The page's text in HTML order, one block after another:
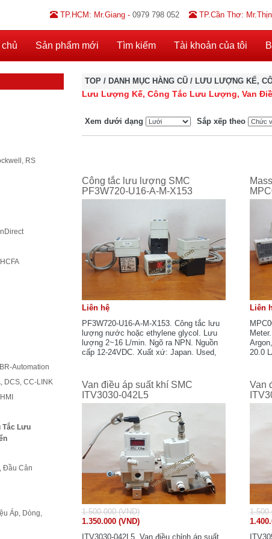
TP.HCM: Mr.Giang - 0979 798 052 TP.Cần Thơ:
Sản phẩm mới Tìm kiếm Tài khoản của tôi
RS
Automation
DCS, CC-LINK
Tắc Lưu
Đầu Cân
Áp, Dòng,
TOP/ DANH MỤC HÀNG CŨ/ LƯU LƯỢNG KẾ,
Lưu Lượng Kế, Công Tắc Lưu Lượng, Van
Xem dưới dạng Sắp xếp theo
Công tắc lưu lượng SMC
PF3W720-U16-A-M-X153
Liên hệ
PF3W720-U16-A-M-X153. Công tắc lưu
lượng nước hoặc ethylene glycol. Lưu
lượng 2~16 L/min. Ngõ ra NPN. Nguồn
cấp 12-24VDC. Xuất xứ: Japan. Used,
Liên
20.0
Van điều áp suất khí SMC
ITV3030-042L5
1.500.000 (VND)
1.350.000 (VND)
ITV3030-042L5. Van điều chỉnh áp suất
Van